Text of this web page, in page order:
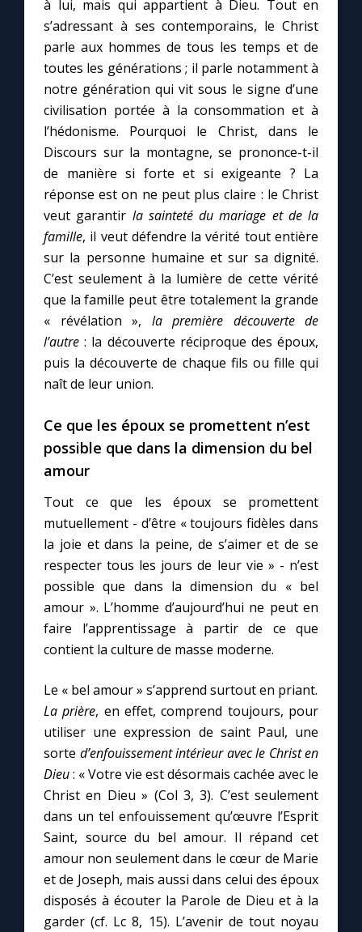
à lui, mais qui appartient à Dieu. Tout en
s’adressant à ses contemporains, le Christ
parle aux hommes de tous les temps et de
toutes les générations ; il parle notamment à
notre génération qui vit sous le signe d’une
civilisation portée à la consommation et à
l’hédonisme. Pourquoi le Christ, dans le
Discours sur la montagne, se prononce-t-il
de manière si forte et si exigeante ? La
réponse est on ne peut plus claire : le Christ
veut garantir la sainteté du mariage et de la
famille, il veut défendre la vérité tout entière
sur la personne humaine et sur sa dignité.
C’est seulement à la lumière de cette vérité
que la famille peut être totalement la grande
« révélation », la première découverte de
l’autre : la découverte réciproque des époux,
puis la découverte de chaque fils ou fille qui
naît de leur union.
Ce que les époux se promettent n’est
possible que dans la dimension du bel
amour
Tout ce que les époux se promettent
mutuellement - d’être « toujours fidèles dans
la joie et dans la peine, de s’aimer et de se
respecter tous les jours de leur vie » - n’est
possible que dans la dimension du « bel
amour ». L’homme d’aujourd’hui ne peut en
faire l’apprentissage à partir de ce que
contient la culture de masse moderne.
Le « bel amour » s’apprend surtout en priant.
La prière, en effet, comprend toujours, pour
utiliser une expression de saint Paul, une
sorte d’enfouissement intérieur avec le Christ en
Dieu: « Votre vie est désormais cachée avec le
Christ en Dieu » (Col 3, 3). C’est seulement
dans un tel enfouissement qu’œuvre l’Esprit
Saint, source du bel amour. Il répand cet
amour non seulement dans le cœur de Marie
et de Joseph, mais aussi dans celui des époux
disposés à écouter la Parole de Dieu et à la
garder (cf. Lc 8, 15). L’avenir de tout noyau